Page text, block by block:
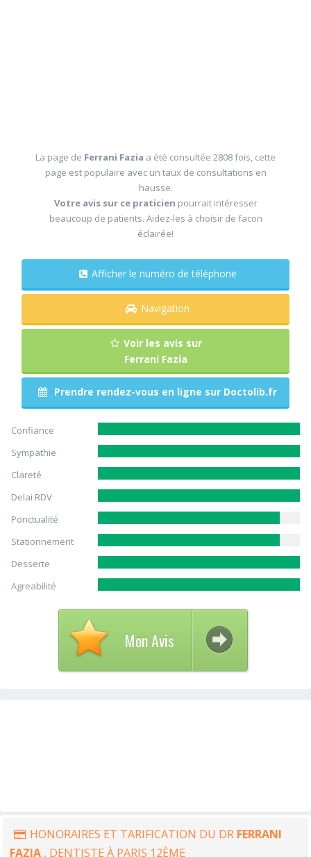
La page de Ferrani Fazia a été consultée 2808 fois, cette
page est populaire avec un taux de consultations en
hausse.
Votre avis sur ce praticien pourrait intéresser
beaucoup de patients. Aidez-les à choisir de facon
éclairée!
Afficher le numéro de téléphone
Navigation
Voir les avis sur
Ferrani Fazia
Prendre rendez-vous en ligne sur Doctolib.fr
Confiance
Sympathie
Clareté
Delai RDV
Ponctualité
Stationnement
Desserte
Agreabilité
Mon Avis
HONORAIRES ET TARIFICATION DU DR FERRANI
FAZIA , DENTISTE À PARIS 12ÈME